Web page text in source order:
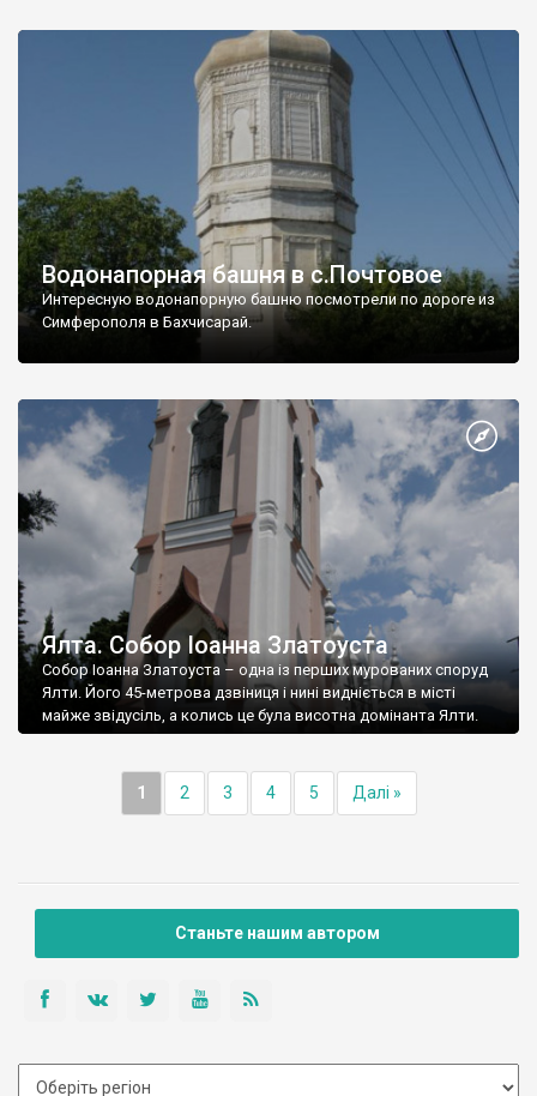
Водонапорная башня в с.Почтовое
Интересную водонапорную башню посмотрели по дороге из
Симферополя в Бахчисарай.
Ялта. Собор Іоанна Златоуста
Собор Іоанна Златоуста – одна із перших мурованих споруд
Ялти. Його 45-метрова дзвіниця і нині видніється в місті
майже звідусіль, а колись це була висотна домінанта Ялти.
1 2 3 4 5 Далі »
Станьте нашим автором